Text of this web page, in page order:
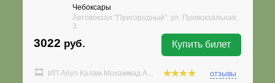
Чебоксары
Автовокзал "Пригородный", ул. Привокзальная,
3
3022 руб. Купить билет
ИП Абул Калам Мохаммад А... отзывы